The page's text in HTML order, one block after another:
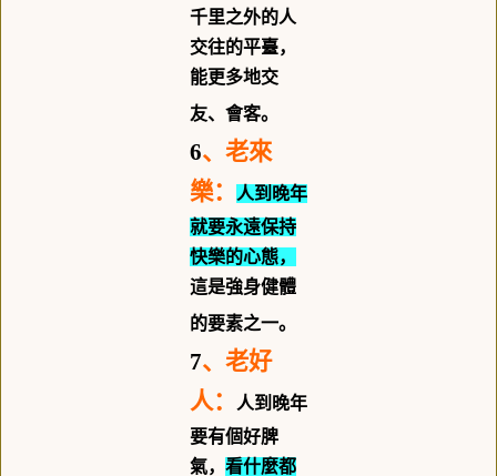
千里之外的人
交往的平臺，
能更多地交
友、會客。
6、老來
樂：
人到晚年
就要永遠保持
快樂的心態，
這是強身健體
的要素之一。
7、老好
人：
人到晚年
要有個好脾
氣， 看什麼都